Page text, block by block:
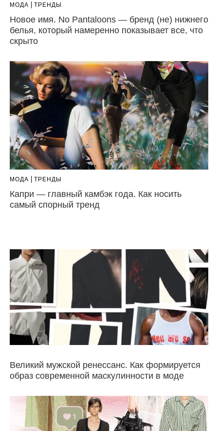
МОДА ТРЕНДЫ
Новое имя. No Pantaloons — бренд (не) нижнего
белья, который намеренно показывает все, что
скрыто
МОДА ТРЕНДЫ
Капри — главный камбэк года. Как носить
самый спорный тренд
Великий мужской ренессанс. Как формируется
образ современной маскулинности в моде